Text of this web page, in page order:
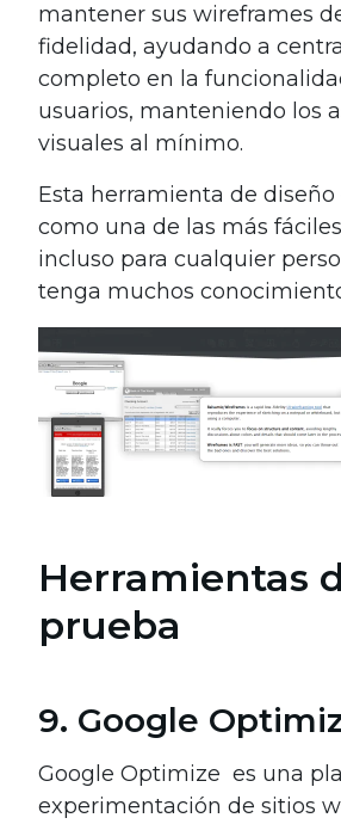
mantener sus wireframes
fidelidad, ayudando a
completo en la
usuarios, manteniendo los
visuales al mínimo.
Esta herramienta de diseño
como una de las más
incluso para cualquier
tenga muchos
Herramientas
prueba
9. Google
Google Optimize es una
experimentación de sitios